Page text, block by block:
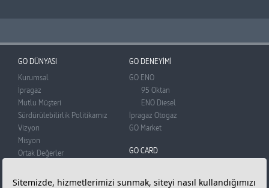
GO DÜNYASI
Kurumsal
İpragaz
Mutlu Müşteri
Sürdürülebilirlik Politikamız
Vizyon
Misyon
Ortak Değerler
Basın Odası
GO DENEYİMİ
GO ENO
95 Oktan
ENO Diesel
İpragaz Otogaz
GO Market
GO CARD
Üye Olun